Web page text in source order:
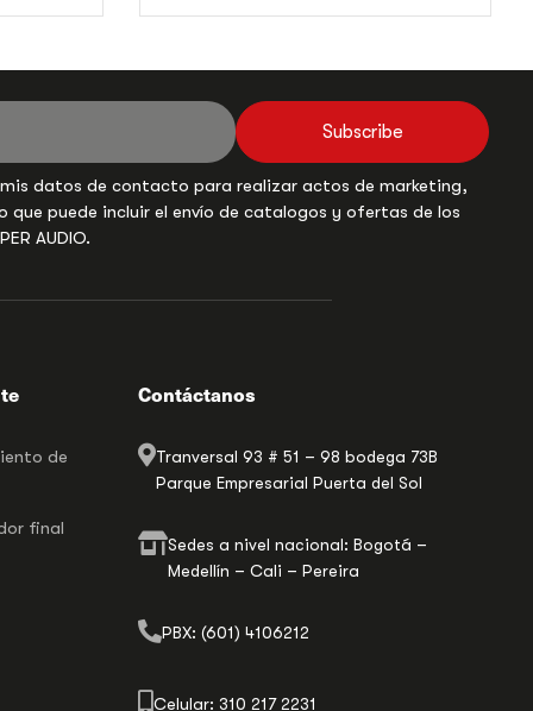
Subscribe
datos de contacto para realizar actos de marketing,
que puede incluir el envío de catalogos y ofertas de los
AUDIO.
de
final
Contáctanos
Tranversal 93 # 51 – 98 bodega 73B
Parque Empresarial Puerta del Sol
Sedes a nivel nacional: Bogotá –
Medellín – Cali – Pereira
PBX: (601) 4106212
Celular: 310 217 2231